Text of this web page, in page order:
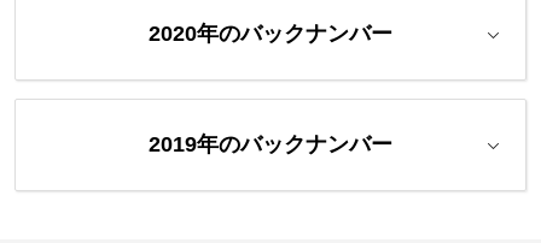
2020年のバックナンバー
2019年のバックナンバー